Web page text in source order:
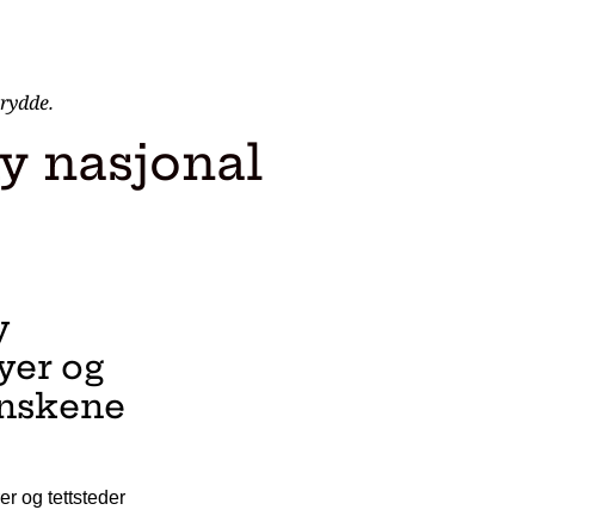
nasjonal
og
og tettsteder